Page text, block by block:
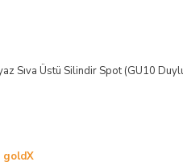
Sıva Üstü Silindir Spot (GU10
goldX